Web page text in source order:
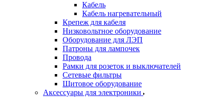
Кабель
Кабель нагревательный
Крепеж для кабеля
Низковольтное оборудование
Оборудование для ЛЭП
Патроны для лампочек
Провода
Рамки для розеток и выключателей
Сетевые фильтры
Щитовое оборудование
Аксессуары для электроники